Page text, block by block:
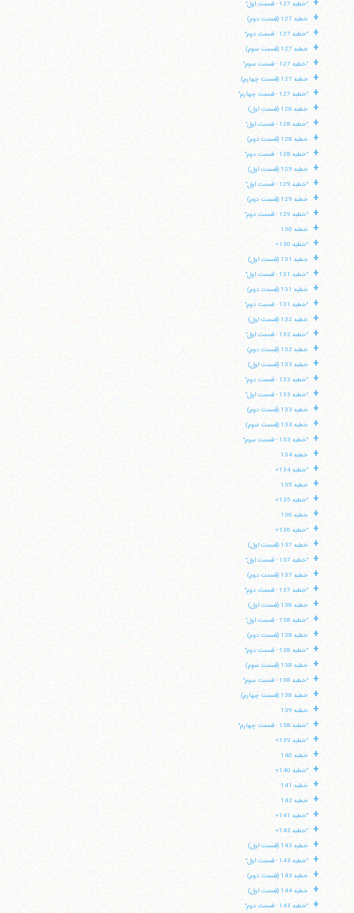
"خطبه 127 - قسمت اول"
+ خطبه 127 (قسمت دوم)
+ "خطبه 127 - قسمت دوم"
+ خطبه 127 (قسمت سوم)
+ "خطبه 127 - قسمت سوم"
+ خطبه 127 (قسمت چهارم)
+ "خطبه 127 - قسمت چهارم"
+ خطبه 128 (قسمت اول)
+ "خطبه 128 - قسمت اول"
+ خطبه 128 (قسمت دوم)
+ "خطبه 128 - قسمت دوم"
+ خطبه 129 (قسمت اول)
+ "خطبه 129 - قسمت اول"
+ خطبه 129 (قسمت دوم)
+ "خطبه 129 - قسمت دوم"
+ خطبه 130
+ "خطبه 130»
+ خطبه 131 (قسمت اول)
+ "خطبه 131 - قسمت اول"
+ خطبه 131 (قسمت دوم)
+ "خطبه 131 - قسمت دوم"
+ خطبه 132 (قسمت اول)
+ "خطبه 132 - قسمت اول"
+ خطبه 132 (قسمت دوم)
+ خطبه 133 (قسمت اول)
+ "خطبه 132 - قسمت دوم"
+ "خطبه 133 - قسمت اول"
+ خطبه 133 (قسمت دوم)
+ خطبه 133 (قسمت سوم)
+ "خطبه 133 - قسمت سوم"
+ خطبه 134
+ "خطبه 134»
+ خطبه 135
+ "خطبه 135»
+ خطبه 136
+ "خطبه 136»
+ خطبه 137 (قسمت اول)
+ "خطبه 137 - قسمت اول"
+ خطبه 137 (قسمت دوم)
+ "خطبه 137 - قسمت دوم"
+ خطبه 138 (قسمت اول)
+ "خطبه 138 - قسمت اول"
+ خطبه 138 (قسمت دوم)
+ "خطبه 138 - قسمت دوم"
+ خطبه 138 (قسمت سوم)
+ "خطبه 138 - قسمت سوم"
+ خطبه 138 (قسمت چهارم)
+ خطبه 139
+ "خطبه 138 - قسمت چهارم"
+ "خطبه 139»
+ خطبه 140
+ "خطبه 140»
+ خطبه 141
+ خطبه 142
+ "خطبه 141»
+ "خطبه 142»
+ خطبه 143 (قسمت اول)
+ "خطبه 143 - قسمت اول"
+ خطبه 143 (قسمت دوم)
+ خطبه 144 (قسمت اول)
+ "خطبه 143 - قسمت دوم"